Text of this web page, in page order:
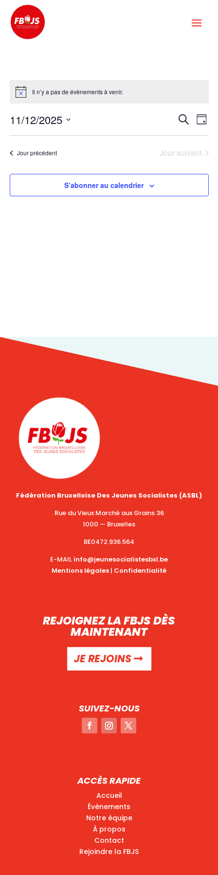
Il n’y a pas de évènements à venir.
et
de
de
Jour
11/12/2025
date.
Jour précédent Jour suivant
S’abonner au calendrier
Fédération Bruxelloise Des Jeunes Socialistes (ASBL)
Rue du Vieux Marché aux Grains 36
1000 — Bruxelles
BE0472.936.564
E-MAIL info@jeunesocialistesbxl.be
Mentions légales | Confidentialité
REJOIGNEZ LA FBJS DÈS
MAINTENANT
JE REJOINS
SUIVEZ-NOUS
ACCÈS RAPIDE
Accueil
Évènements
Notre équipe
À propos
Contact
Rejoindre la FBJS